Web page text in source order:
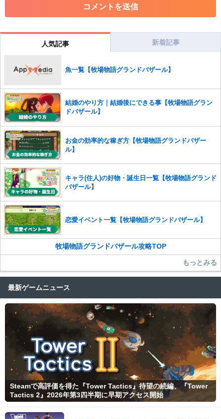
・その他、管理者が不適切と判断した投稿
だけますでしょうか。
※投稿内容を確認後、順次対応さ
せていただきます。ご了承ください。
※一度削除したコメントは復元ができませんのでご注意くだ
また、過度な利用規約の違反や、弊社に損害の及ぶ内容の書き込みがあ
った場合は、法的措置をとらせていただく場合もございますので、あら
かじめご理解くださいませ。
人気記事 新着記事
魚一覧【牧場物語グランドバザール】
結婚のやり方｜結婚後にできる事【牧場物語グラン
ドバザール】
お金の効率的な稼ぎ方【牧場物語グランドバザー
ル】
キャラ(住人)の好物・誕生日一覧【牧場物語グランド
バザール】
恋愛イベント一覧【牧場物語グランドバザール】
牧場物語グランドバザール攻略TOP
もっとみる
最新ゲームニュース
Steamで高評価を得た『Tower Tactics』待望の続編、『Tower
Tactics 2』2026年第3四半期に早期アクセス開始